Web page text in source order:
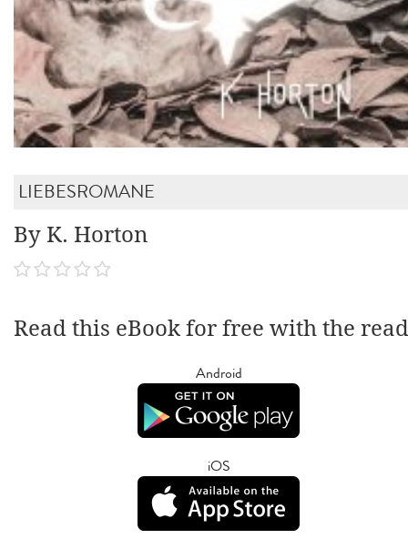
LIEBESROMANE
By K. Horton
Read this eBook for free with the
Android
iOS